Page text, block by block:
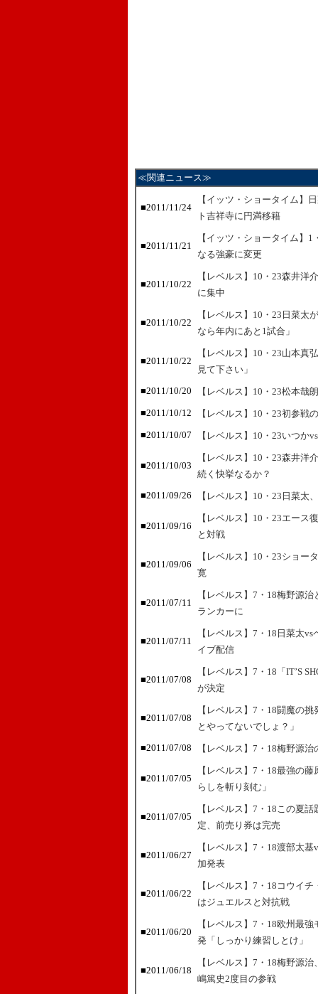
≪関連ニュース≫
■2011/11/24
【イッツ・ショータイム】
ト吉祥寺に円満移籍
■2011/11/21
【イッツ・ショータイム】
なる強豪に変更
■2011/10/22
【レベルス】10・23森井洋
に集中
■2011/10/22
【レベルス】10・23日菜太
なら年内にあと1試合」
■2011/10/22
【レベルス】10・23山本真
見て下さい」
■2011/10/20
【レベルス】10・23松本哉
■2011/10/12
【レベルス】10・23初参戦
■2011/10/07
【レベルス】10・23いつか
■2011/10/03
【レベルス】10・23森井洋
続く快挙なるか？
■2011/09/26
【レベルス】10・23日菜太
■2011/09/16
【レベルス】10・23エース
と対戦
■2011/09/06
【レベルス】10・23ショー
寛
■2011/07/11
【レベルス】7・18梅野源
ランカーに
■2011/07/11
【レベルス】7・18日菜太
イブ配信
■2011/07/08
【レベルス】7・18「IT’S
が決定
■2011/07/08
【レベルス】7・18闘魔の
とやってないでしょ？」
■2011/07/08
【レベルス】7・18梅野源
■2011/07/05
【レベルス】7・18最強の
らしを斬り刻む」
■2011/07/05
【レベルス】7・18この夏
定、前売り券は完売
■2011/06/27
【レベルス】7・18渡部太
加発表
■2011/06/22
【レベルス】7・18コウイ
はジュエルスと対抗戦
■2011/06/20
【レベルス】7・18欧州最
発「しっかり練習しとけ」
■2011/06/18
【レベルス】7・18梅野源
嶋篤史2度目の参戦